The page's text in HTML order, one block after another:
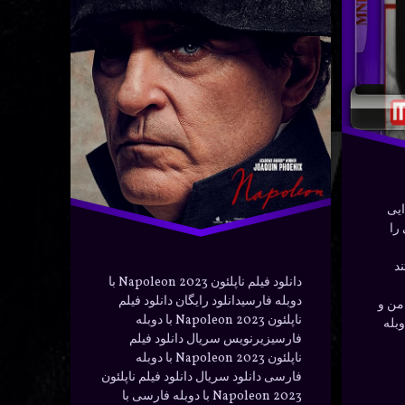
دسته بندی ها:
فیلم و سریال
دانلود فیلم ناپلئون 2023 Napoleon با
دوبله فارسیدانلود رایگان دانلود فیلم
ناپلئون 2023 Napoleon با دوبله
فارسیزیرنویس سریال دانلود فیلم
ناپلئون 2023 Napoleon با دوبله
فارسی دانلود سریال دانلود فیلم ناپلئون
2023 Napoleon با دوبله فارسی با
جنگ
دانلود
دوبله
رقابت
فیلم
من و